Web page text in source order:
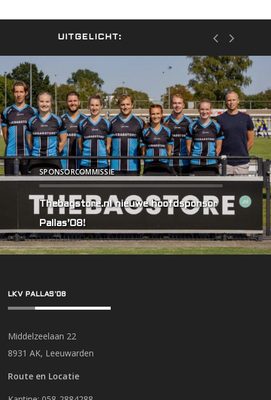
UITGELICHT:
SPONSORCOMMISSIE
Thebagstore.nl nieuwe hoofdsponsor
Pallas’08!
LKV PALLAS’08
Middelzeelaan 22
8931 AK, Leeuwarden
Route en Locatie